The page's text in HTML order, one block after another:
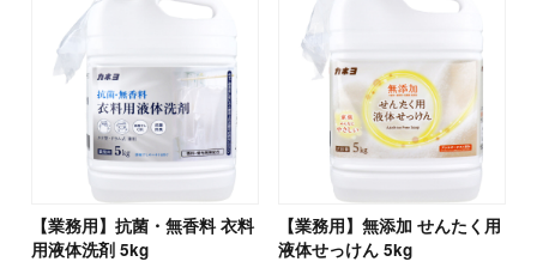
【業務用】抗菌・無香料 衣料
用液体洗剤 5kg
【業務用】無添加 せんたく用
液体せっけん 5kg